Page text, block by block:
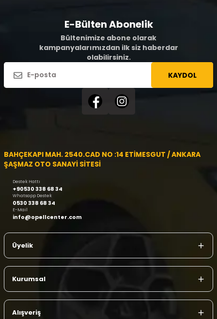
E-Bülten Abonelik
Bültenimize abone olarak
kampanyalarımızdan ilk siz haberdar
olabilirsiniz.
KAYDOL
BAHÇEKAPI MAH. 2540.CAD NO :14 ETİMESGUT / ANKARA
ŞAŞMAZ OTO SANAYİ SİTESİ
Destek Hattı
+90530 338 68 34
Whatsapp Destek
0530 338 68 34
E-Mail
info@opellcenter.com
Üyelik
Kurumsal
Alışveriş